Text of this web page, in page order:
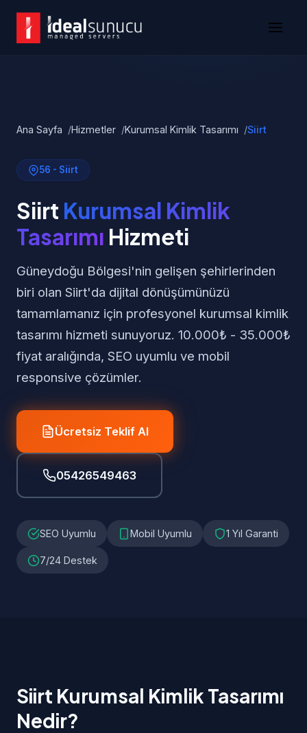
Ana Sayfa Hizmetler Kurumsal Kimlik Tasarımı Siirt
56 - Siirt
Siirt Kurumsal Kimlik
Tasarımı Hizmeti
Güneydoğu Bölgesi'nin gelişen şehirlerinden
biri olan Siirt'da dijital dönüşümünüzü
tamamlamanız için profesyonel kurumsal kimlik
tasarımı hizmeti sunuyoruz. 10.000₺ - 35.000₺
fiyat aralığında, SEO uyumlu ve mobil
responsive çözümler.
Ücretsiz Teklif Al
05426549463
SEO Uyumlu Mobil Uyumlu 1 Yıl Garanti
7/24 Destek
Siirt Kurumsal Kimlik Tasarımı
Nedir?